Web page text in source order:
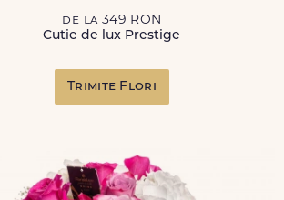
de la 349 RON
Cutie de lux Prestige
Trimite Flori